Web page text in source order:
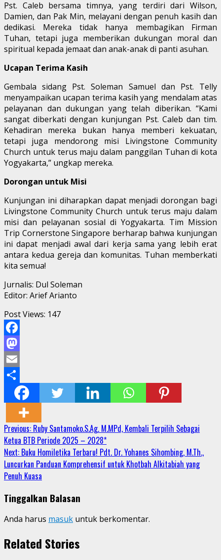
Pst. Caleb bersama timnya, yang terdiri dari Wilson,
Damien, dan Pak Min, melayani dengan penuh kasih dan
dedikasi. Mereka tidak hanya membagikan Firman
Tuhan, tetapi juga memberikan dukungan moral dan
spiritual kepada jemaat dan anak-anak di panti asuhan.
Ucapan Terima Kasih
Gembala sidang Pst. Soleman Samuel dan Pst. Telly
menyampaikan ucapan terima kasih yang mendalam atas
pelayanan dan dukungan yang telah diberikan. “Kami
sangat diberkati dengan kunjungan Pst. Caleb dan tim.
Kehadiran mereka bukan hanya memberi kekuatan,
tetapi juga mendorong misi Livingstone Community
Church untuk terus maju dalam panggilan Tuhan di kota
Yogyakarta,” ungkap mereka.
Dorongan untuk Misi
Kunjungan ini diharapkan dapat menjadi dorongan bagi
Livingstone Community Church untuk terus maju dalam
misi dan pelayanan sosial di Yogyakarta. Tim Mission
Trip Cornerstone Singapore berharap bahwa kunjungan
ini dapat menjadi awal dari kerja sama yang lebih erat
antara kedua gereja dan komunitas. Tuhan memberkati
kita semua!
Jurnalis: Dul Soleman
Editor: Arief Arianto
Post Views: 147
Facebook
Mastodon
Email
Share
Continue
Reading
Previous: Ruby Santamoko.S.Ag. M.MPd, Kembali Terpilih Sebagai
Ketua BTB Periode 2025 – 2028*
Next: Buku Homiletika Terbaru! Pdt. Dr. Yohanes Sihombing, M.Th.,
Luncurkan Panduan Komprehensif untuk Khotbah Alkitabiah yang
Penuh Kuasa
Tinggalkan Balasan
Anda harus masuk untuk berkomentar.
Related Stories